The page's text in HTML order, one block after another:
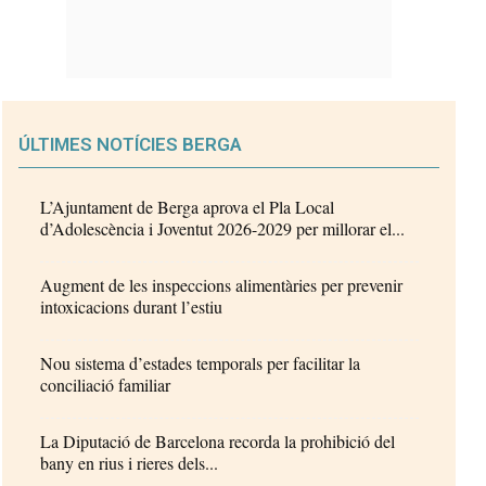
ÚLTIMES NOTÍCIES BERGA
L’Ajuntament de Berga aprova el Pla Local
d’Adolescència i Joventut 2026-2029 per millorar el...
Augment de les inspeccions alimentàries per prevenir
intoxicacions durant l’estiu
Nou sistema d’estades temporals per facilitar la
conciliació familiar
La Diputació de Barcelona recorda la prohibició del
bany en rius i rieres dels...